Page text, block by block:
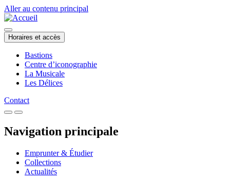
Aller au contenu principal
Horaires et accès
Bastions
Centre d’iconographie
La Musicale
Les Délices
Contact
Navigation principale
Emprunter & Étudier
Collections
Actualités